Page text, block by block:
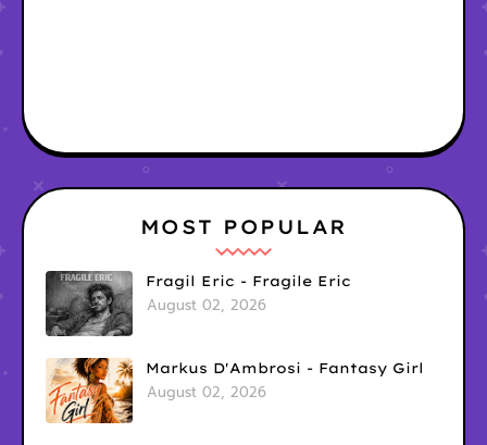
MOST POPULAR
Fragil Eric - Fragile Eric
August 02, 2026
Markus D'Ambrosi - Fantasy Girl
August 02, 2026